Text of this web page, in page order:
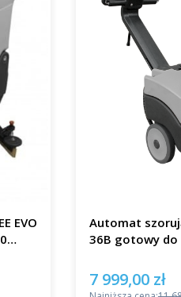
EVO
Automat
36B gotowy do
Cena
7 999,00 zł